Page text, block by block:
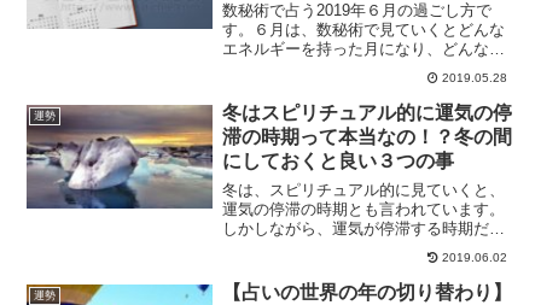
数秘術で占う2019年６月の過ごし方で
す。６月は、数秘術で見ていくとどんな
エネルギーを持った月になり、どんな過
ごし方をしていくと良いのでしょうか？
2019年６月に意識しておく事とは？
2019.05.28
運勢
冬はスピリチュアル的に運気の停
滞の時期って本当なの！？冬の間
にしておくと良い３つの事
冬は、スピリチュアル的に見ていくと、
運気の停滞の時期とも言われています。
しかしながら、運気が停滞する時期だか
らこそ、するべきこともあるのです。冬
の間にしておくべき大切なことについ
て、解説していきます。
2019.06.02
運勢
【占いの世界の年の切り替わり】